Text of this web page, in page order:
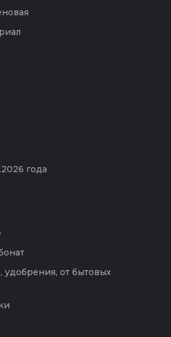
года
удобрения, от бытовых